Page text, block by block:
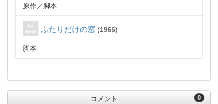
原作 脚本
ふたりだけの窓 1966
脚本
0
コメント